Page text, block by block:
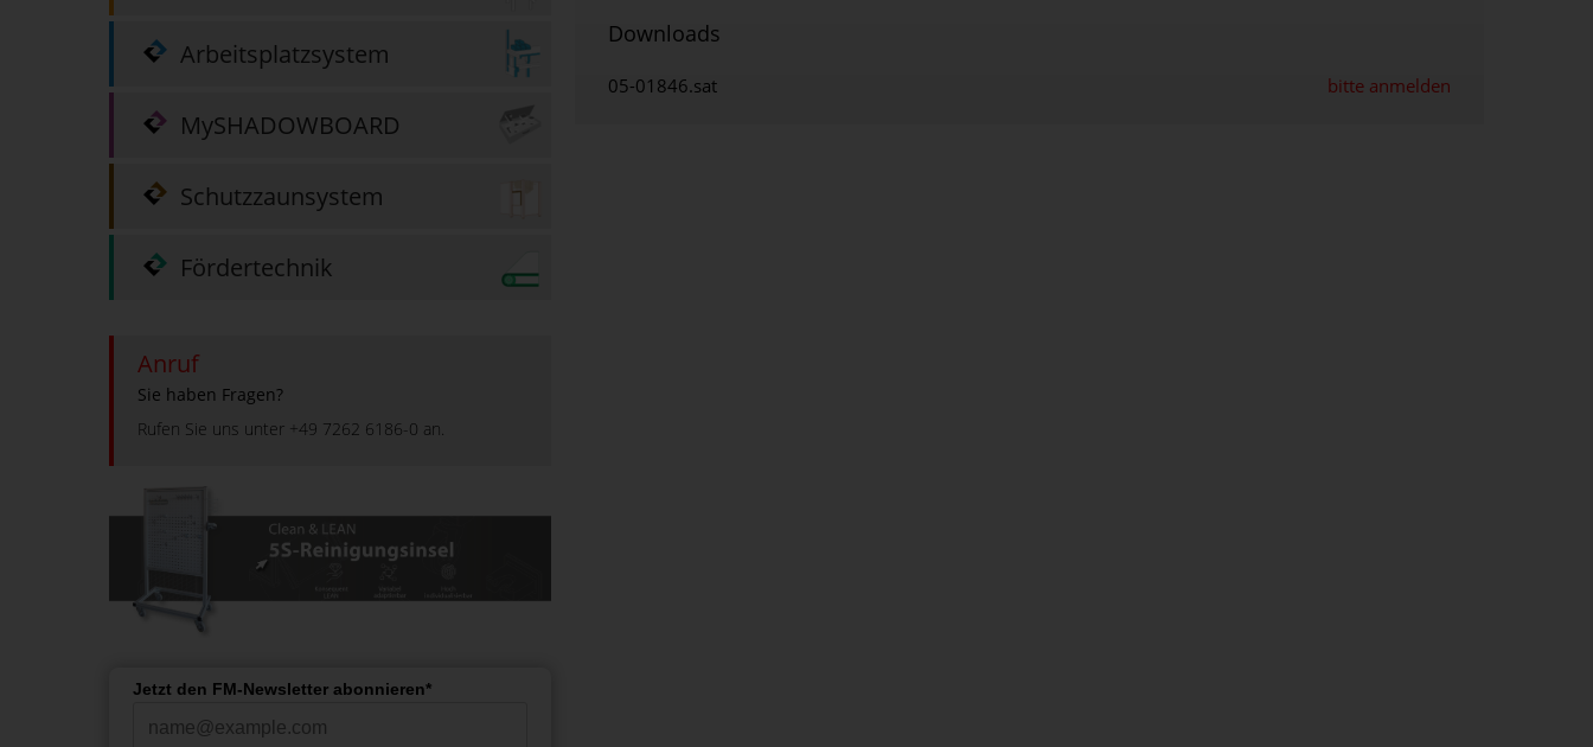
Arbeitsplatzsystem
MySHADOWBOARD
Schutzzaunsystem
Fördertechnik
Anruf
Sie haben Fragen?
Rufen Sie uns unter +49 7262 6186-0 an.
Jetzt den FM-Newsletter abonnieren*
Downloads
05-01846.sat bitte anmelden